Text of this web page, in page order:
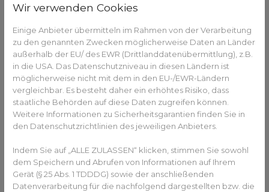
Hautausschlag am Bauch: typische
Auslöser
Ein Ausschlag am Bauch kann besonders unangenehm
sein. Häufige Ursachen:
Allergien (z. B. gegen Gürtel, Kleidung, Waschmittel)
Schwitzurtikaria (durch Hitze oder enge Kleidung)
Kontaktekzem (z. B. durch Nickel in Jeansknöpfen)
Tipp: Tragen Sie lockere, atmungsaktive Kleidung aus
Baumwolle.
Wir verwenden Cookies
Einige Anbieter übermitteln im Rahmen von der Verarbeitung
zu den genannten Zwecken möglicherweise Daten an Länder
außerhalb der EU/ des EWR (Drittlanddatenübermittlung), z.B.
in die USA. Das Datenschutzniveau in diesen Ländern ist
möglicherweise nicht mit dem in den EU-/EWR-Ländern
vergleichbar. Es besteht daher ein erhöhtes Risiko, dass
staatliche Behörden auf diese Daten zugreifen können.
Weitere Informationen zu Sicherheitsgarantien finden Sie in
den Datenschutzrichtlinien des jeweiligen Anbieters.
Indem Sie auf „ALLE ZULASSEN“ klicken, stimmen Sie sowohl
dem Speichern und Abrufen von Informationen auf Ihrem
Gerät (§ 25 Abs. 1 TDDDG) sowie der anschließenden
Datenverarbeitung für die nachfolgend dargestellten bzw. die